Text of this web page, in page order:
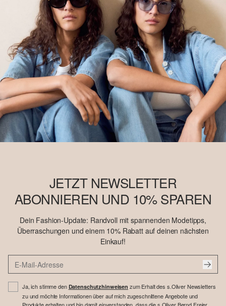
JETZT NEWSLETTER
ABONNIEREN UND 10% SPAREN
Dein Fashion-Update: Randvoll mit spannenden Modetipps,
Überraschungen und einem 10% Rabatt auf deinen nächsten
Einkauf!
Ja, ich stimme den Datenschutzhinweisen zum Erhalt des s.Oliver Newsletters
zu und möchte Informationen über auf mich zugeschnittene Angebote und